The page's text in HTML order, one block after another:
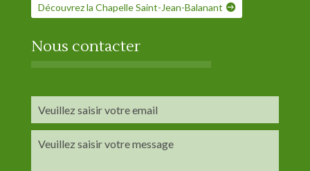
Découvrez la Chapelle Saint-Jean-Balanant
Nous contacter